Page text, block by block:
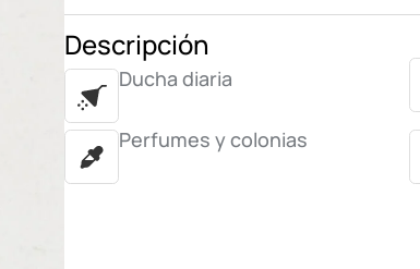
Descripción
Ducha diaria
Perfumes y colonias